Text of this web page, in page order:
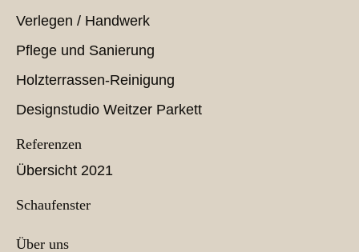
Verlegen / Handwerk
Pflege und Sanierung
Holzterrassen-Reinigung
Designstudio Weitzer Parkett
Referenzen
Übersicht 2021
Schaufenster
Über uns